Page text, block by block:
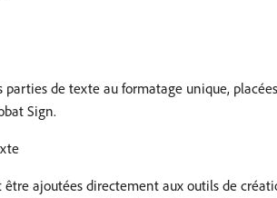
parties de texte au formatage unique,
Sign.
ajoutées directement aux outils de